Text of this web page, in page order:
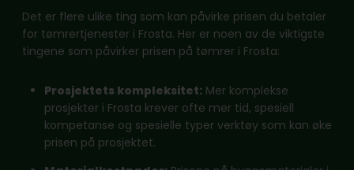
Det er flere ulike ting som kan påvirke prisen du betaler
for tømrertjenester i Frosta. Her er noen av de viktigste
tingene som påvirker prisen på tømrer i Frosta:
Prosjektets kompleksitet: Mer komplekse
prosjekter i Frosta krever ofte mer tid, spesiell
kompetanse og spesielle typer verktøy som kan øke
prisen på prosjektet.